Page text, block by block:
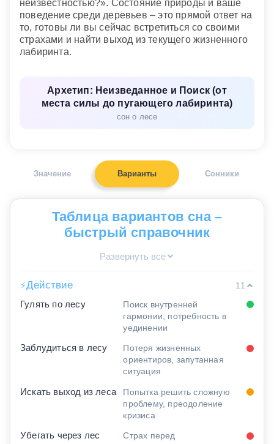
неизвестностью?». Состояние природы и ваше
поведение среди деревьев – это прямой ответ на
то, готовы ли вы сейчас встретиться со своими
страхами и найти выход из текущего жизненного
лабиринта.
Архетип: Неизведанное и Поиск (от
места силы до пугающего лабиринта)
сон о лесе
Значение Варианты Сонники
Таблица вариантов сна –
быстрый справочник
Развернуть все
⚡Действие
11
Гулять по лесу
Поиск внутренней
гармонии, потребность в
уединении
Заблудиться в лесу
Потеря жизненных
ориентиров, запутанная
ситуация
Искать выход из леса
Попытка решить сложную
проблему, преодоление
кризиса
Убегать через лес
Страх перед